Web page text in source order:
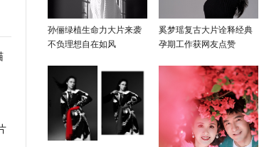
孙俪绿植生命力大片来袭
不负理想自在如风
奚梦瑶复古大片诠释经典
孕期工作获网友点赞